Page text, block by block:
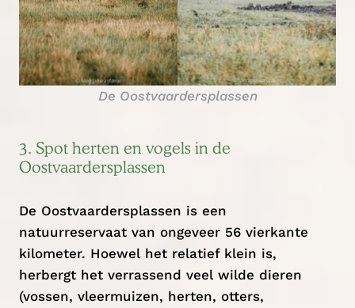
De Oostvaardersplassen
3. Spot herten en vogels in de
Oostvaardersplassen
De Oostvaardersplassen is een
natuurreservaat van ongeveer 56 vierkante
kilometer. Hoewel het relatief klein is,
herbergt het verrassend veel wilde dieren
(vossen, vleermuizen, herten, otters,